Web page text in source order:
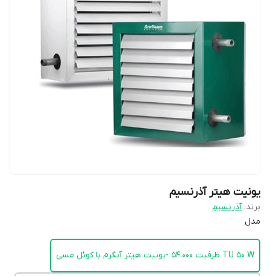
یونیت هیتر آذرنسیم
برند: آذرنسیم
مدل
TU 50 W ظرفیت 54.000 -یونیت هیتر آبگرم با کوئل مسی